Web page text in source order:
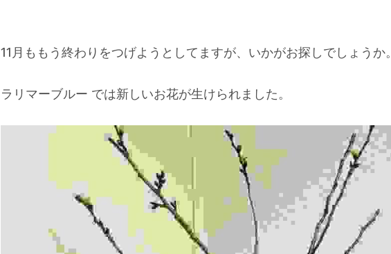
11月ももう終わりをつげようとしてますが、いかがお探しでしょうか。
ラリマーブルー では新しいお花が生けられました。